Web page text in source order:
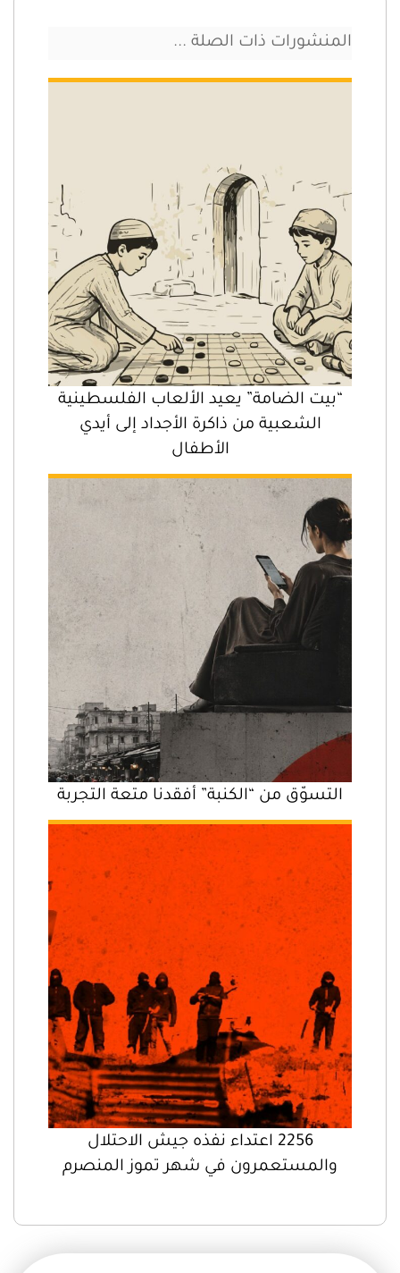
المنشورات ذات الصلة ...
“بيت الضامة” يعيد الألعاب الفلسطينية
الشعبية من ذاكرة الأجداد إلى أيدي
الأطفال
التسوّق من “الكنبة” أفقدنا متعة التجربة
2256 اعتداء نفذه جيش الاحتلال
والمستعمرون في شهر تموز المنصرم